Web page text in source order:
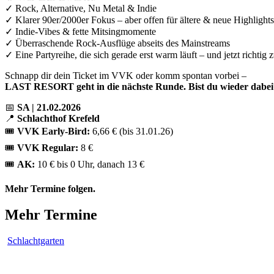
✓ Rock, Alternative, Nu Metal & Indie
✓ Klarer 90er/2000er Fokus – aber offen für ältere & neue Highlights
✓ Indie-Vibes & fette Mitsingmomente
✓ Überraschende Rock-Ausflüge abseits des Mainstreams
✓ Eine Partyreihe, die sich gerade erst warm läuft – und jetzt richtig
Schnapp dir dein Ticket im VVK oder komm spontan vorbei –
LAST RESORT geht in die nächste Runde. Bist du wieder
📅 SA | 21.02.2026
📍 Schlachthof Krefeld
🎟️ VVK Early-Bird: 6,66 € (bis 31.01.26)
🎟️ VVK Regular: 8 €
🎟️ AK: 10 € bis 0 Uhr, danach 13 €
Mehr Termine folgen.
Mehr Termine
Schlachtgarten